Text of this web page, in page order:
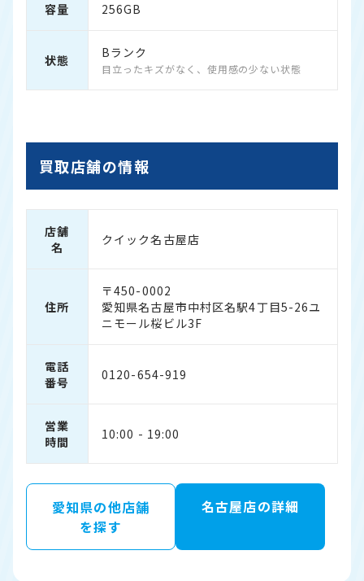
容量 256GB
状態 Bランク
目立ったキズがなく、使用感の少ない状態
買取店舗の情報
店舗
名
クイック名古屋店
住所
〒450-0002
愛知県名古屋市中村区名駅4丁目5-26ユ
ニモール桜ビル3F
電話
番号
0120-654-919
営業
時間
10:00 - 19:00
愛知県の他店舗
を探す
名古屋店の詳細